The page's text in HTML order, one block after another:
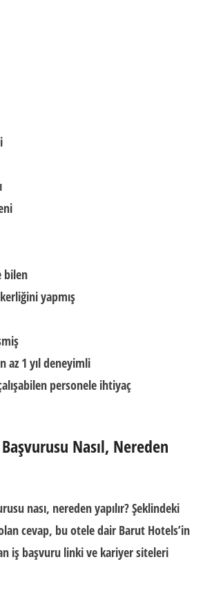
bilen
yapmış
az 1 yıl deneyimli
personele ihtiyaç
Nasıl, Nereden
nası, nereden yapılır?Şeklindeki
cevap, bu otele dair Barut Hotels’in
iş başvuru linki ve kariyer siteleri